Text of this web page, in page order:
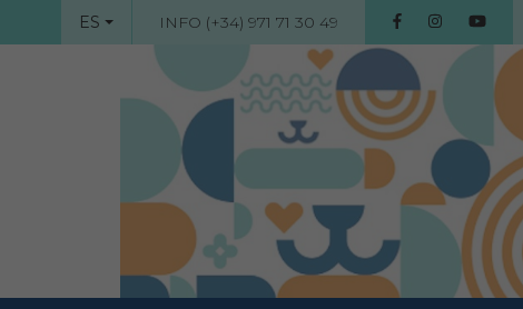
ES INFO (+34) 971 71 30 49